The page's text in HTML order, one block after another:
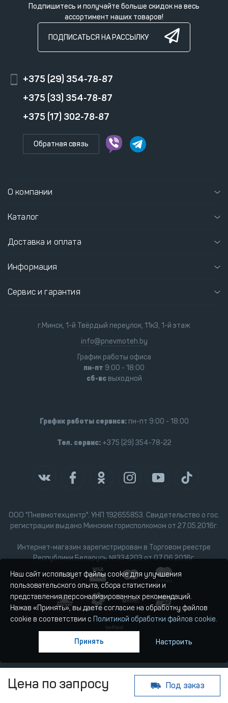
Цена по запросу Под заказ
Подпишитесь и получайте больше скидок на весь
ассортимент наших товаров!
ПОДПИСАТЬСЯ НА РАССЫЛКУ
+375 (29) 354-78-87
+375 (33) 354-78-87
+375 (17) 302-78-87
Обратная связь
О компании
Каталог
Доставка и оплата
Информация
Сервис и гарантия
ООО "Пневмотехцентр". УНП 192655853. Свидетельство о гос.
регистрации выдано Минским горисполкомом от 27.05.2016г.
Интернет-магазин зарегистрирован в Торговом реестре
Республики Беларусь №334203 от 07.06.2016г.
г.Минск, 1-й Твёрдый переулок, 11к3, 1-й этаж
info@pnevmoteh.by
График работы офиса
пн-пт 9:00 - 18:00
сб-всвыходной
График работы сервиса:пн-пт 9:00 - 18:00
Тел. сервис:+375 (29) 354-78-22
Наш сайт использует файлы cookie для улучшения
пользовательского опыта, сбора статистики и
представления персонализированных рекомендаций.
Нажав «Принять», вы даете согласие на обработку файлов
cookie в соответствии с Политикой обработки файлов cookie.
Настроить
Принять